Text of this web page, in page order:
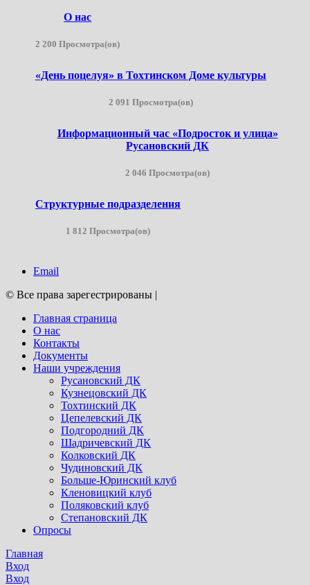
О нас
2 200 Просмотра(ов)
«День поцелуя» в Тохтинском Доме культуры
2 091 Просмотра(ов)
Информационный час «Подросток и улица»
Русановский ДК
2 046 Просмотра(ов)
Структурные подразделения
1 812 Просмотра(ов)
Email
© Все права зарегестрированы |
Главная страница
О нас
Контакты
Документы
Наши учреждения
Русановский ДК
Кузнецовский ДК
Тохтинский ДК
Цепелевский ДК
Подгородний ДК
Шадричевский ДК
Колковский ДК
Чудиновский ДК
Больше-Юринский клуб
Кленовицкий клуб
Поляковский клуб
Степановский ДК
Опросы
Главная
Вход
Вход